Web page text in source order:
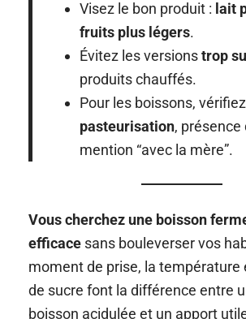
Visez le bon produit : lait
fruits plus légers.
Évitez les versionstrop
produits chauffés.
Pour les boissons,
pasteurisation, présence
mention “avec la mère”.
Vous cherchez une boisson
efficace sans bouleverser vos
moment de prise, la température
de sucre font la différence entre
boisson acidulée et un apport